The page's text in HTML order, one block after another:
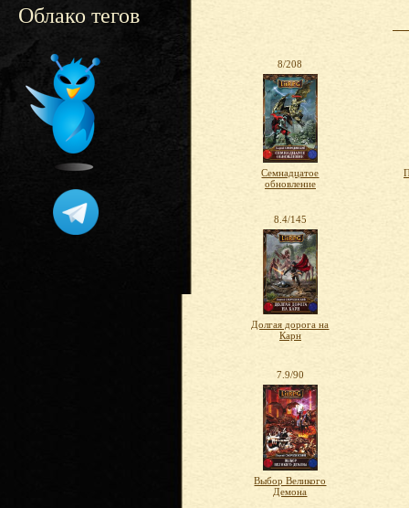
Облако тегов
8/208
Семнадцатое
обновление
8.4/145
Долгая дорога на
Карн
7.9/90
Выбор Великого
Демона